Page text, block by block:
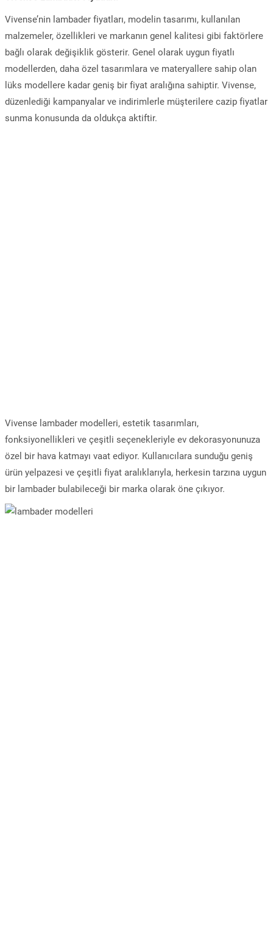
Vivense’nin lambader fiyatları, modelin tasarımı, kullanılan
malzemeler, özellikleri ve markanın genel kalitesi gibi faktörlere
bağlı olarak değişiklik gösterir. Genel olarak uygun fiyatlı
modellerden, daha özel tasarımlara ve materyallere sahip olan
lüks modellere kadar geniş bir fiyat aralığına sahiptir. Vivense,
düzenlediği kampanyalar ve indirimlerle müşterilere cazip fiyatlar
sunma konusunda da oldukça aktiftir.
Vivense lambader modelleri, estetik tasarımları,
fonksiyonellikleri ve çeşitli seçenekleriyle ev dekorasyonunuza
özel bir hava katmayı vaat ediyor. Kullanıcılara sunduğu geniş
ürün yelpazesi ve çeşitli fiyat aralıklarıyla, herkesin tarzına uygun
bir lambader bulabileceği bir marka olarak öne çıkıyor.